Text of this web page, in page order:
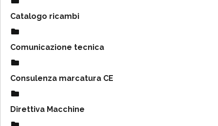
Catalogo ricambi
Comunicazione tecnica
Consulenza marcatura CE
Direttiva Macchine